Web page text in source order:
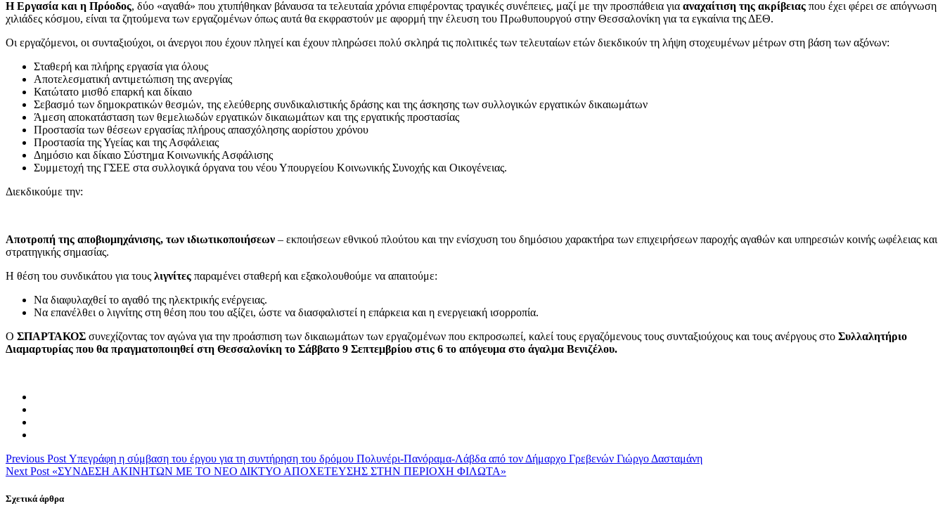
H Εργασία και η Πρόοδος, δύο «αγαθά» που χτυπήθηκαν βάναυσα τα τελευταία χρόνια επιφέροντας τραγικές συνέπειες, μαζί με την προσπάθεια για αναχαίτιση της ακρίβειας που έχει φέρει σε απόγνωση
χιλιάδες κόσμου, είναι τα ζητούμενα των εργαζομένων όπως αυτά θα εκφραστούν με αφορμή την έλευση του Πρωθυπουργού στην Θεσσαλονίκη για τα εγκαίνια της ΔΕΘ.
Οι εργαζόμενοι, οι συνταξιούχοι, οι άνεργοι που έχουν πληγεί και έχουν πληρώσει πολύ σκληρά τις πολιτικές των τελευταίων ετών διεκδικούν τη λήψη στοχευμένων μέτρων στη βάση των αξόνων:
Σταθερή και πλήρης εργασία για όλους
Αποτελεσματική αντιμετώπιση της ανεργίας
Κατώτατο μισθό επαρκή και δίκαιο
Σεβασμό των δημοκρατικών θεσμών, της ελεύθερης συνδικαλιστικής δράσης και της άσκησης των συλλογικών εργατικών δικαιωμάτων
Άμεση αποκατάσταση των θεμελιωδών εργατικών δικαιωμάτων και της εργατικής προστασίας
Προστασία των θέσεων εργασίας πλήρους απασχόλησης αορίστου χρόνου
Προστασία της Υγείας και της Ασφάλειας
Δημόσιο και δίκαιο Σύστημα Κοινωνικής Ασφάλισης
Συμμετοχή της ΓΣΕΕ στα συλλογικά όργανα του νέου Υπουργείου Κοινωνικής Συνοχής και Οικογένειας.
Διεκδικούμε την:
Αποτροπή της αποβιομηχάνισης, των ιδιωτικοποιήσεων – εκποιήσεων εθνικού πλούτου και την ενίσχυση του δημόσιου χαρακτήρα των επιχειρήσεων παροχής αγαθών και υπηρεσιών κοινής ωφέλειας και
στρατηγικής σημασίας.
Η θέση του συνδικάτου για τους λιγνίτες παραμένει σταθερή και εξακολουθούμε να απαιτούμε:
Να διαφυλαχθεί το αγαθό της ηλεκτρικής ενέργειας.
Να επανέλθει ο λιγνίτης στη θέση που του αξίζει, ώστε να διασφαλιστεί η επάρκεια και η ενεργειακή ισορροπία.
O ΣΠΑΡΤΑΚΟΣ συνεχίζοντας τον αγώνα για την προάσπιση των δικαιωμάτων των εργαζομένων που εκπροσωπεί, καλεί τους εργαζόμενους τους συνταξιούχους και τους ανέργους στο Συλλαλητήριο
Διαμαρτυρίας που θα πραγματοποιηθεί στη Θεσσαλονίκη το Σάββατο 9 Σεπτεμβρίου στις 6 το απόγευμα στο άγαλμα Βενιζέλου.
Previous Post Υπεγράφη η σύμβαση του έργου για τη συντήρηση του δρόμου Πολυνέρι-Πανόραμα-Λάβδα από τον Δήμαρχο Γρεβενών Γιώργο Δασταμάνη
Next Post «ΣΥΝΔΕΣΗ ΑΚΙΝΗΤΩΝ ΜΕ ΤΟ ΝΕΟ ΔΙΚΤΥΟ ΑΠΟΧΕΤΕΥΣΗΣ ΣΤΗΝ ΠΕΡΙΟΧΗ ΦΙΛΩΤΑ»
Σχετικά άρθρα